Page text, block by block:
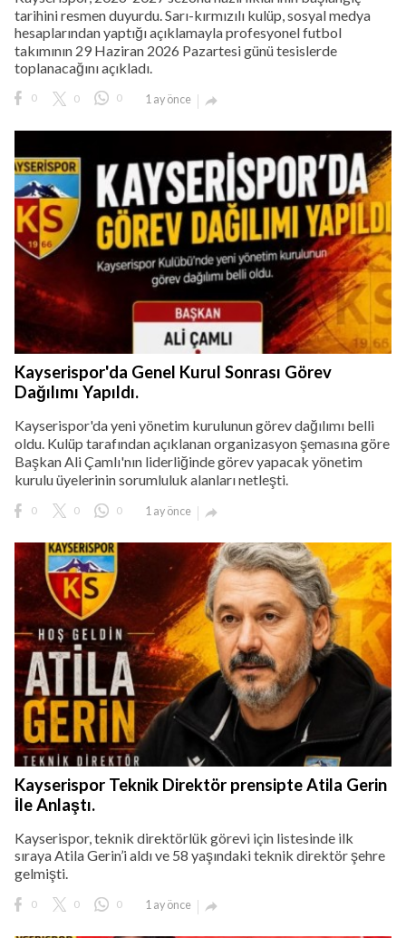
tarihini resmen duyurdu. Sarı-kırmızılı kulüp, sosyal medya
hesaplarından yaptığı açıklamayla profesyonel futbol
takımının 29 Haziran 2026 Pazartesi günü tesislerde
toplanacağını açıkladı.
0 0 0 1 ay önce 
Kayserispor'da Genel Kurul Sonrası Görev
Dağılımı Yapıldı.
Kayserispor'da yeni yönetim kurulunun görev dağılımı belli
oldu. Kulüp tarafından açıklanan organizasyon şemasına göre
Başkan Ali Çamlı'nın liderliğinde görev yapacak yönetim
kurulu üyelerinin sorumluluk alanları netleşti.
0 0 0 1 ay önce 
Kayserispor Teknik Direktör prensipte Atila Gerin
İle Anlaştı.
Kayserispor, teknik direktörlük görevi için listesinde ilk
sıraya Atila Gerin’i aldı ve 58 yaşındaki teknik direktör şehre
gelmişti.
0 0 0 1 ay önce 